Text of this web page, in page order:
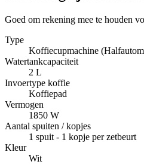
Goed om rekening mee te houden
Type
Koffiecupmachine
Watertankcapaciteit
2 L
Invoertype koffie
Koffiepad
Vermogen
1850 W
Aantal spuiten / kopjes
1 spuit - 1 kopje per zetbeurt
Kleur
Wit